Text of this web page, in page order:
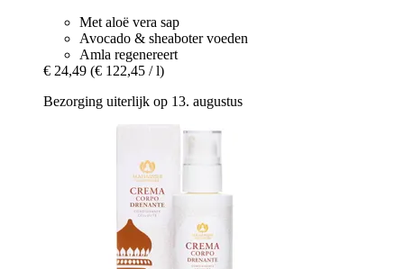
Met aloë vera sap
Avocado & sheaboter voeden
Amla regenereert
€ 24,49 (€ 122,45 / l)
Bezorging uiterlijk op 13. augustus